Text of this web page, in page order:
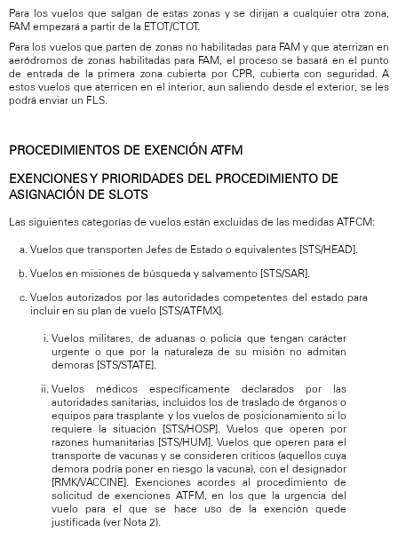
Para los vuelos que salgan de estas zonas y se dirijan a cualquier otra zona,
FAM empezará a partir de la ETOT/CTOT.
Para los vuelos que parten de zonas no habilitadas para FAM y que aterrizan en
aeródromos de zonas habilitadas para FAM, el proceso se basará en el punto
de entrada de la primera zona cubierta por CPR, cubierta con seguridad. A
estos vuelos que aterricen en el interior, aun saliendo desde el exterior, se les
podrá enviar un FLS.
PROCEDIMIENTOS DE EXENCIÓN ATFM
EXENCIONES Y PRIORIDADES DEL PROCEDIMIENTO DE
ASIGNACIÓN DE SLOTS
Las siguientes categorías de vuelos están excluidas de las medidas ATFCM:
Vuelos que transporten Jefes de Estado o equivalentes [STS/HEAD].
Vuelos en misiones de búsqueda y salvamento [STS/SAR].
Vuelos autorizados por las autoridades competentes del estado para
incluir en su plan de vuelo [STS/ATFMX].
Vuelos militares, de aduanas o policía que tengan carácter
urgente o que por la naturaleza de su misión no admitan
demoras [STS/STATE].
Vuelos médicos específicamente declarados por las
autoridades sanitarias, incluidos los de traslado de órganos o
equipos para trasplante y los vuelos de posicionamiento si lo
requiere la situación [STS/HOSP]. Vuelos que operen por
razones humanitarias [STS/HUM]. Vuelos que operen para el
transporte de vacunas y se consideren críticos (aquellos cuya
demora podría poner en riesgo la vacuna), con el designador
[RMK/VACCINE]. Exenciones acordes al procedimiento de
solicitud de exenciones ATFM, en los que la urgencia del
vuelo para el que se hace uso de la exención quede
justificada (ver Nota 2).